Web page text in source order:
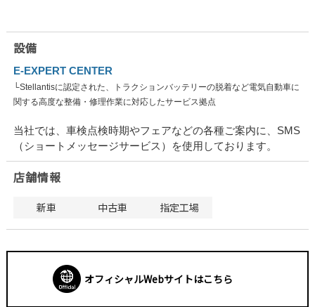
設備
E-EXPERT CENTER
└Stellantisに認定された、トラクションバッテリーの脱着など電気自動車に
関する高度な整備・修理作業に対応したサービス拠点
当社では、車検点検時期やフェアなどの各種ご案内に、SMS
（ショートメッセージサービス）を使用しております。
店舗情報
新車 中古車 指定工場
オフィシャルWebサイトはこちら